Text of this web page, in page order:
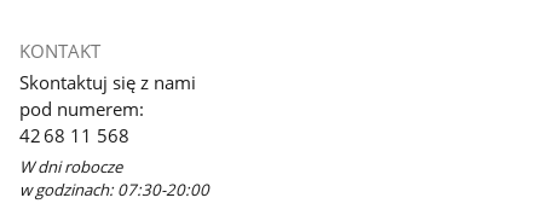
KONTAKT
Skontaktuj się z nami
pod numerem:
42 68 11 568
W dni robocze
w godzinach: 07:30-20:00